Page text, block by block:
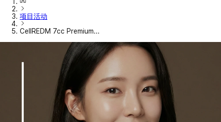
项目活动
CellREDM 7cc Premium...